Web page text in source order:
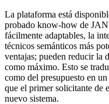
La plataforma está
probado know-how de
fácilmente adaptables, la
técnicos semánticos más
ventajas; pueden reducir la
como máximo. Esto se
como del presupuesto en
que el primer solicitante de
nuevo sistema.